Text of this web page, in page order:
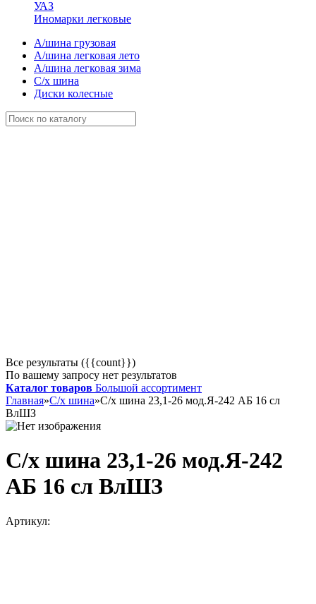
УАЗ
Иномарки легковые
А/шина грузовая
А/шина легковая лето
А/шина легковая зима
С/х шина
Диски колесные
Все результаты ({{count}})
По вашему запросу нет результатов
Каталог товаров Большой ассортимент
Главная»С/х шина»С/х шина 23,1-26 мод.Я-242 АБ 16 сл
ВлШЗ
С/х шина 23,1-26 мод.Я-242
АБ 16 сл ВлШЗ
Артикул: